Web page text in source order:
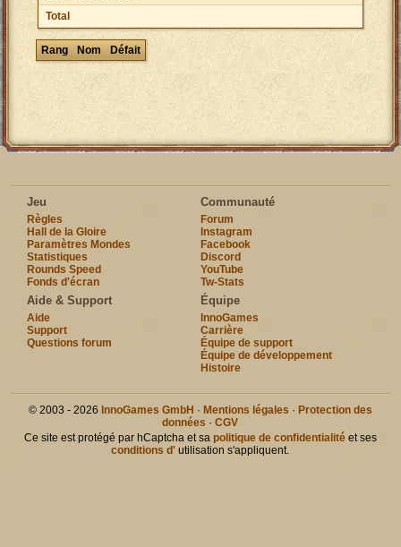
Total
Rang Nom Défait
Jeu
Règles
Hall de la Gloire
Paramètres Mondes
Statistiques
Rounds Speed
Fonds d'écran
Communauté
Forum
Instagram
Facebook
Discord
YouTube
Tw-Stats
Aide & Support
Aide
Support
Questions forum
Équipe
InnoGames
Carrière
Équipe de support
Équipe de développement
Histoire
© 2003 - 2026 InnoGames GmbH · Mentions légales · Protection des
données ·CGV
Ce site est protégé par hCaptcha et sa politique de confidentialitéet ses
conditions d' utilisation s'appliquent.